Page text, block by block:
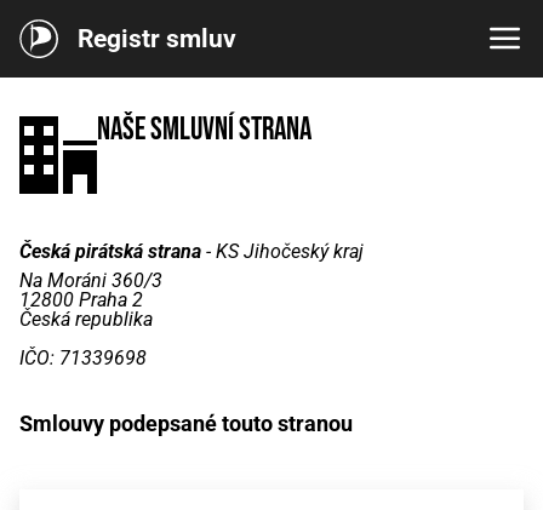
Registr smluv
Naše smluvní strana
Česká pirátská strana - KS Jihočeský kraj
Na Moráni 360/3
12800 Praha 2
Česká republika
IČO: 71339698
Smlouvy podepsané touto stranou